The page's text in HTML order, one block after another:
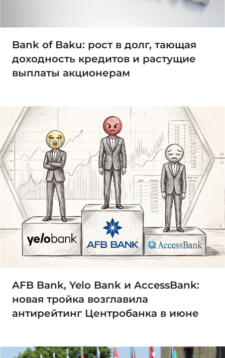
Bank of Baku: рост в долг, тающая
доходность кредитов и растущие
выплаты акционерам
AFB Bank, Yelo Bank и AccessBank:
новая тройка возглавила
антирейтинг Центробанка в июне